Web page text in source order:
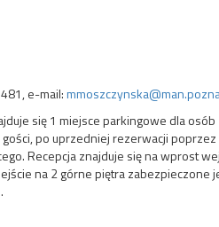
e-mail:
się 1 miejsce parkingowe dla
po uprzedniej rezerwacji
Recepcja znajduje się na wprost
na 2 górne piętra